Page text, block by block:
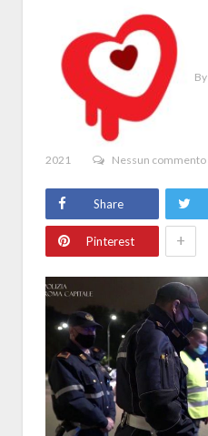
By
2021 Nessun commento
Share
Pinterest +